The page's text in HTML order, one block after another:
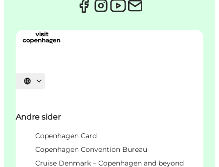
Vælg sprog
Andre sider
Copenhagen Card
Copenhagen Convention Bureau
Cruise Denmark – Copenhagen and beyond